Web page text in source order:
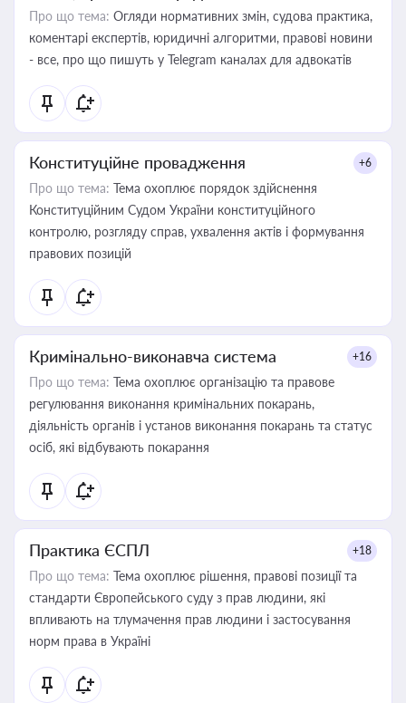
Про що тема: Огляди нормативних змін, судова практика,
коментарі експертів, юридичні алгоритми, правові новини
- все, про що пишуть у Telegram каналах для адвокатів
Конституційне провадження +6
Про що тема: Тема охоплює порядок здійснення
Конституційним Судом України конституційного
контролю, розгляду справ, ухвалення актів і формування
правових позицій
Кримінально-виконавча система +16
Про що тема: Тема охоплює організацію та правове
регулювання виконання кримінальних покарань,
діяльність органів і установ виконання покарань та статус
осіб, які відбувають покарання
Практика ЄСПЛ +18
Про що тема: Тема охоплює рішення, правові позиції та
стандарти Європейського суду з прав людини, які
впливають на тлумачення прав людини і застосування
норм права в Україні